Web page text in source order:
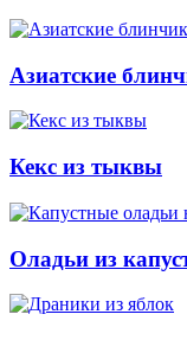
Азиатские
Кекс из тыквы
Оладьи из